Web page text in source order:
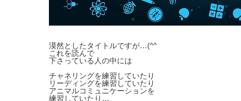
漠然としたタイトルですが…(^^ゞ
これを読んで
下さっている人の中には
チャネリングを練習していたり
リーディングを練習していたり
アニマルコミュニケーションを
練習していたり…